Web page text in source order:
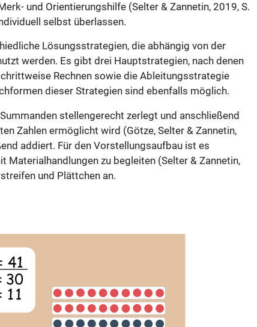
und Orientierungshilfe (Selter & Zannetin, 2019, S.
selbst überlassen.
Lösungsstrategien, die abhängig von der
werden. Es gibt drei Hauptstrategien, nach denen
Rechnen sowie die Ableitungsstrategie
dieser Strategien sind ebenfalls möglich.
stellengerecht zerlegt und anschließend
Zahlen ermöglicht wird (Götze, Selter & Zannetin,
addiert. Für den Vorstellungsaufbau ist es
Materialhandlungen zu begleiten (Selter & Zannetin,
und Plättchen an.